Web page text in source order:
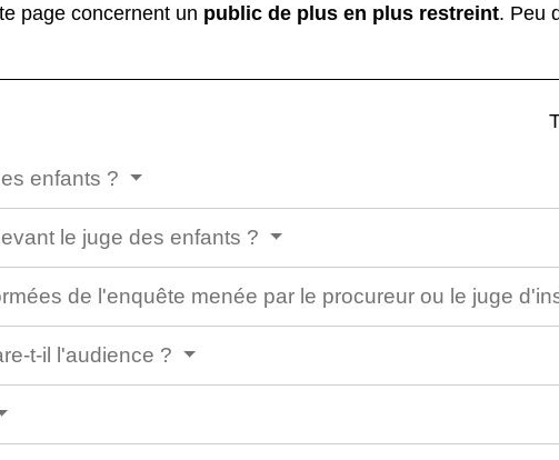
page concernent un public de plus en plus restreint. Peu
enfants ?
le juge des enfants ?
de l'enquête menée par le procureur ou le juge
t-il l'audience ?